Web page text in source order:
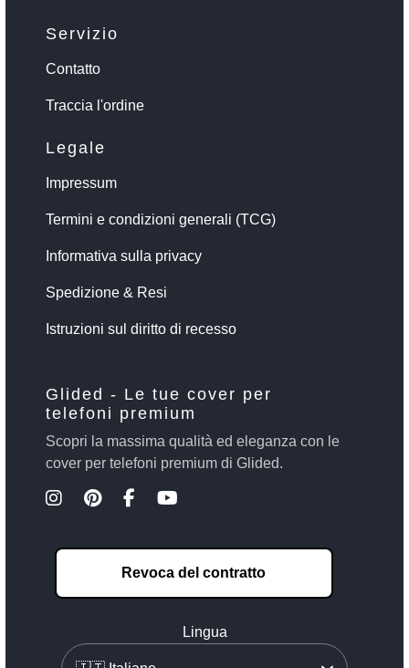
Servizio
Contatto
Traccia l'ordine
Legale
Impressum
Termini e condizioni generali (TCG)
Informativa sulla privacy
Spedizione & Resi
Istruzioni sul diritto di recesso
Glided - Le tue cover per
telefoni premium
Scopri la massima qualità ed eleganza con le
cover per telefoni premium di Glided.
Revoca del contratto
Lingua